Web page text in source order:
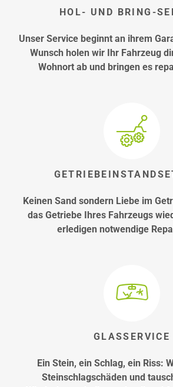
HOL- UND BRING-
Unser Service beginnt an ihrem
Wunsch holen wir Ihr Fahrzeug
Wohnort ab und bringen es
Keinen Sand sondern Liebe im
das Getriebe Ihres Fahrzeugs
erledigen notwendige
GLASSERVICE
Ein Stein, ein Schlag, ein Riss:
Steinschlagschäden und